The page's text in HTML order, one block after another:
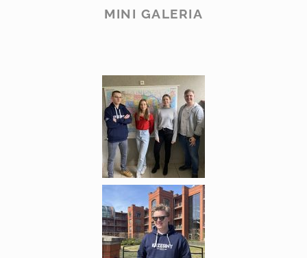
MINI GALERIA